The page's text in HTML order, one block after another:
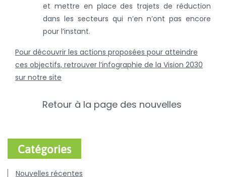
et mettre en place des trajets de réduction
dans les secteurs qui n’en n’ont pas encore
pour l’instant.
Pour découvrir les actions proposées pour atteindre
ces objectifs, retrouver l’infographie de la Vision 2030
sur notre site
Retour à la page des nouvelles
Catégories
Nouvelles récentes